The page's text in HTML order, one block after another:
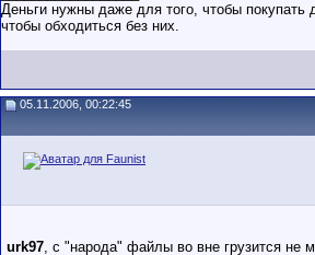
Деньги нужны даже для того, чтобы покупать
чтобы обходиться без них.
05.11.2006, 00:22:45
urk97, с "народа" файлы во вне грузится не